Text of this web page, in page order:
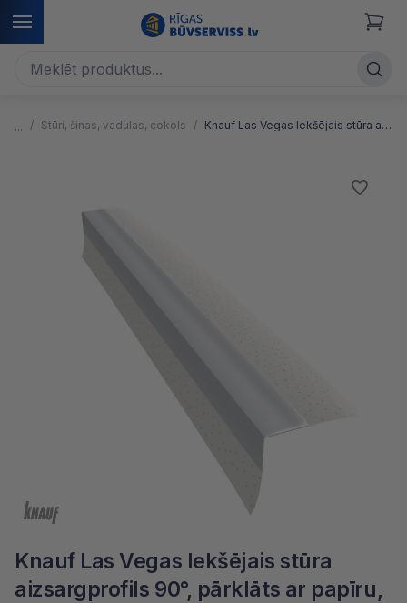
Stūri, šinas, vadulas, cokols Knauf Las Vegas Iekšējais stūra aizsargprofils 90°
Knauf Las Vegas Iekšējais stūra
aizsargprofils 90°, pārklāts ar papīru,